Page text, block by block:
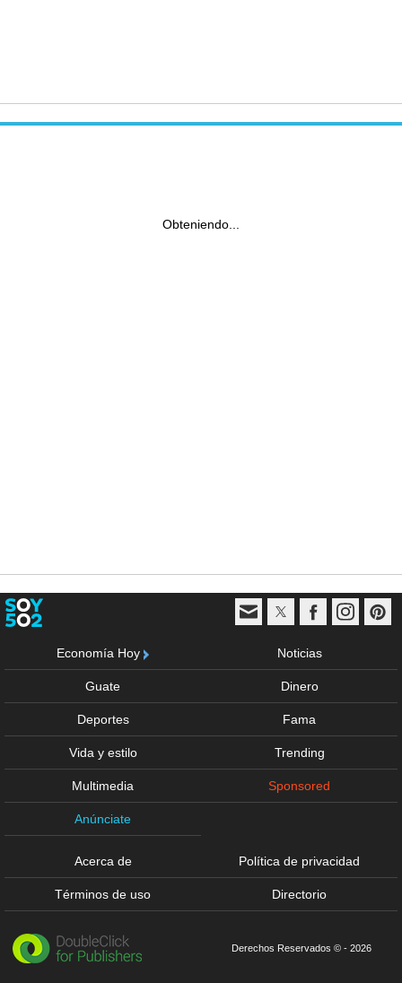
Obteniendo...
Economía Hoy Noticias
Guate Dinero
Deportes Fama
Vida y estilo Trending
Multimedia Sponsored
Anúnciate
Acerca de Política de privacidad
Términos de uso Directorio
Derechos Reservados © - 2026